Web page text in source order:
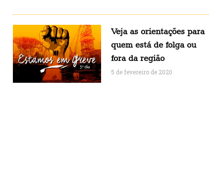
Veja as orientações para
quem está de folga ou
fora da região
5 de fevereiro de 2020